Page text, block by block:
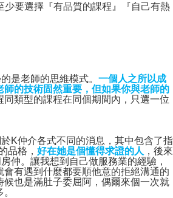
少要選擇『有品質的課程』『自己有熱
是老師的思維模式。 一個人之所以成
的技術固然重要，但如果你與老師的
同類型的課程在同個期間內，只選一位
K仲介各式不同的消息，其中包含了指
品格， 好在她是個懂得求證的人 ，後來
仲。讓我想到自己做服務業的經驗，
有遇到什麼都要順他意的拒絕溝通的
也是滿肚子委屈阿，偶爾來個一次就